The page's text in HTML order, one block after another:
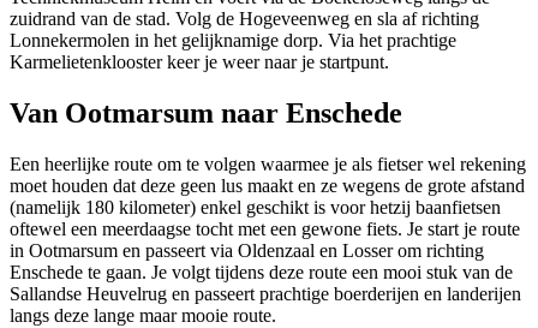
zuidrand van de stad. Volg de Hogeveenweg en sla af richting
Lonnekermolen in het gelijknamige dorp. Via het prachtige
Karmelietenklooster keer je weer naar je startpunt.
Van Ootmarsum naar Enschede
Een heerlijke route om te volgen waarmee je als fietser wel rekening
moet houden dat deze geen lus maakt en ze wegens de grote afstand
(namelijk 180 kilometer) enkel geschikt is voor hetzij baanfietsen
oftewel een meerdaagse tocht met een gewone fiets. Je start je route
in Ootmarsum en passeert via Oldenzaal en Losser om richting
Enschede te gaan. Je volgt tijdens deze route een mooi stuk van de
Sallandse Heuvelrug en passeert prachtige boerderijen en landerijen
langs deze lange maar mooie route.